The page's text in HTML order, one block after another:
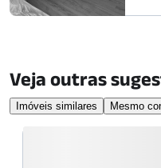
Veja outras
Imóveis similares Mesmo